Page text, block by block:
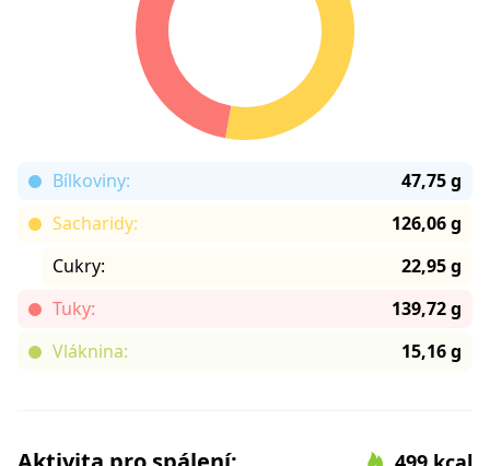
Bílkoviny:
47,75 g
Sacharidy:
126,06 g
Cukry:
22,95 g
Tuky:
139,72 g
Vláknina:
15,16 g